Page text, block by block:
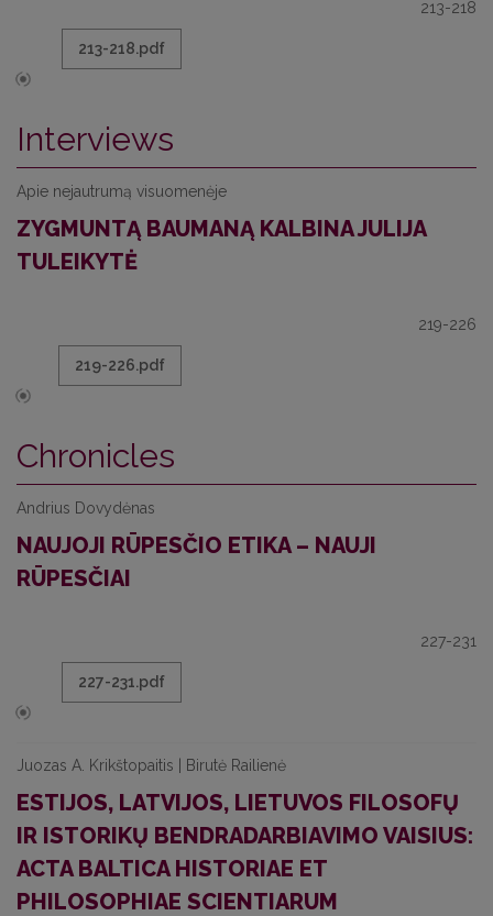
213-218
213-218.pdf
Interviews
Apie nejautrumą visuomenėje
ZYGMUNTĄ BAUMANĄ KALBINA JULIJA
TULEIKYTĖ
219-226
219-226.pdf
Chronicles
Andrius Dovydėnas
NAUJOJI RŪPESČIO ETIKA – NAUJI
RŪPESČIAI
227-231
227-231.pdf
Juozas A. Krikštopaitis | Birutė Railienė
ESTIJOS, LATVIJOS, LIETUVOS FILOSOFŲ
IR ISTORIKŲ BENDRADARBIAVIMO VAISIUS:
ACTA BALTICA HISTORIAE ET
PHILOSOPHIAE SCIENTIARUM